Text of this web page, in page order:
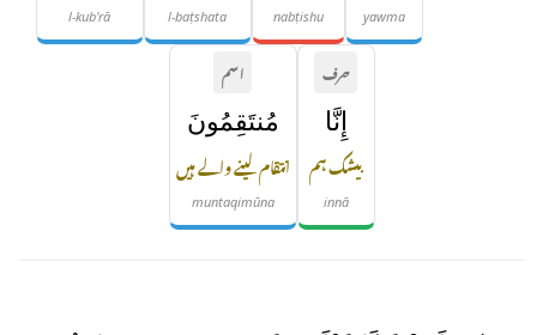
yawma
nabṭishu
l-baṭshata
l-kub'rā
حرف
إِنَّا
بیشک ہم
innā
اسم
مُنتَقِمُونَ
انتقام لینے والے ہیں
muntaqimūna